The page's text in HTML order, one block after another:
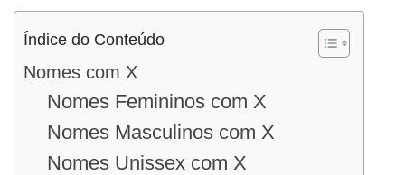
Índice do Conteúdo
Nomes com X
Nomes Femininos com X
Nomes Masculinos com X
Nomes Unissex com X